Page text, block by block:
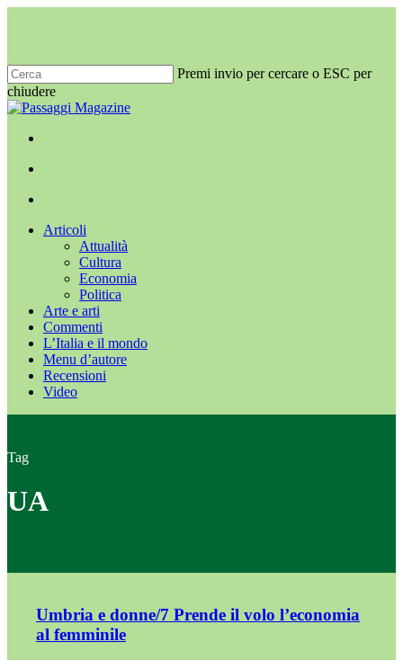
principale
Premi invio per cercare o ESC per
chiudere
Chiudi
Menu
cerca
Menu
Articoli
Attualità
Cultura
Economia
Politica
Arte e arti
Commenti
L’Italia e il mondo
Menu d’autore
Recensioni
Video
Tag
UA
Umbria e donne/7 Prende il volo l’economia
al femminile